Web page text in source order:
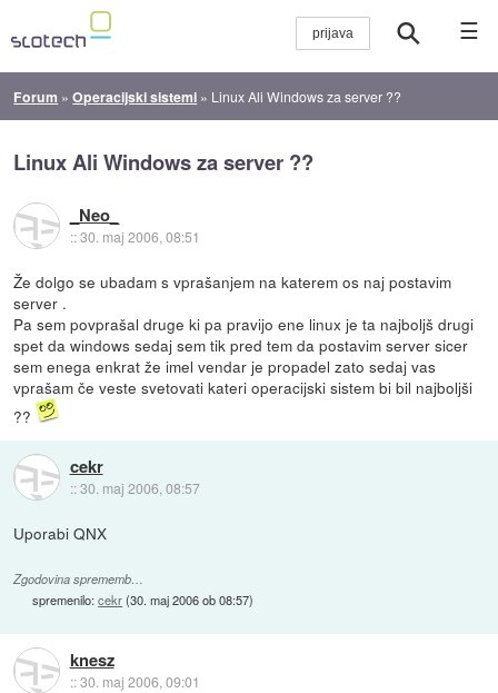
☰
Forum »Operacijski sistemi » Linux Ali Windows za server ??
Linux Ali Windows za server ??
_Neo_
::30. maj 2006, 08:51
Že dolgo se ubadam s vprašanjem na katerem os naj postavim
server .
Pa sem povprašal druge ki pa pravijo ene linux je ta najboljš drugi
spet da windows sedaj sem tik pred tem da postavim server sicer
sem enega enkrat že imel vendar je propadel zato sedaj vas
vprašam če veste svetovati kateri operacijski sistem bi bil najboljši
??
cekr
::30. maj 2006, 08:57
Uporabi QNX
Zgodovina sprememb…
spremenilo:cekr(30. maj 2006 ob 08:57)
knesz
::30. maj 2006, 09:01